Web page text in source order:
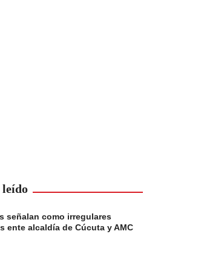
leído
señalan como irregulares
ente alcaldía de Cúcuta y AMC